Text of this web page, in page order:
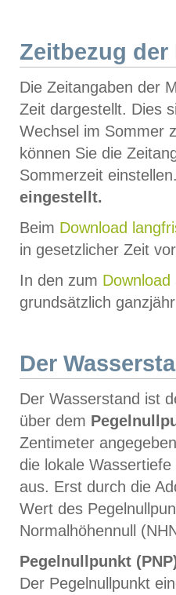
Zeitbezug der
Die Zeitangaben der
Zeit dargestellt. Dies
Wechsel im Sommer
können Sie die
Sommerzeit
eingestellt.
Beim Download
in gesetzlicher Zeit
In den zum Download
grundsätzlich
Der
Der Wasserstand ist
über dem
Zentimeter
die lokale
aus. Erst durch die
Wert des
Normalhöhennull
Pegelnullpunkt
Der Pegelnullpunkt